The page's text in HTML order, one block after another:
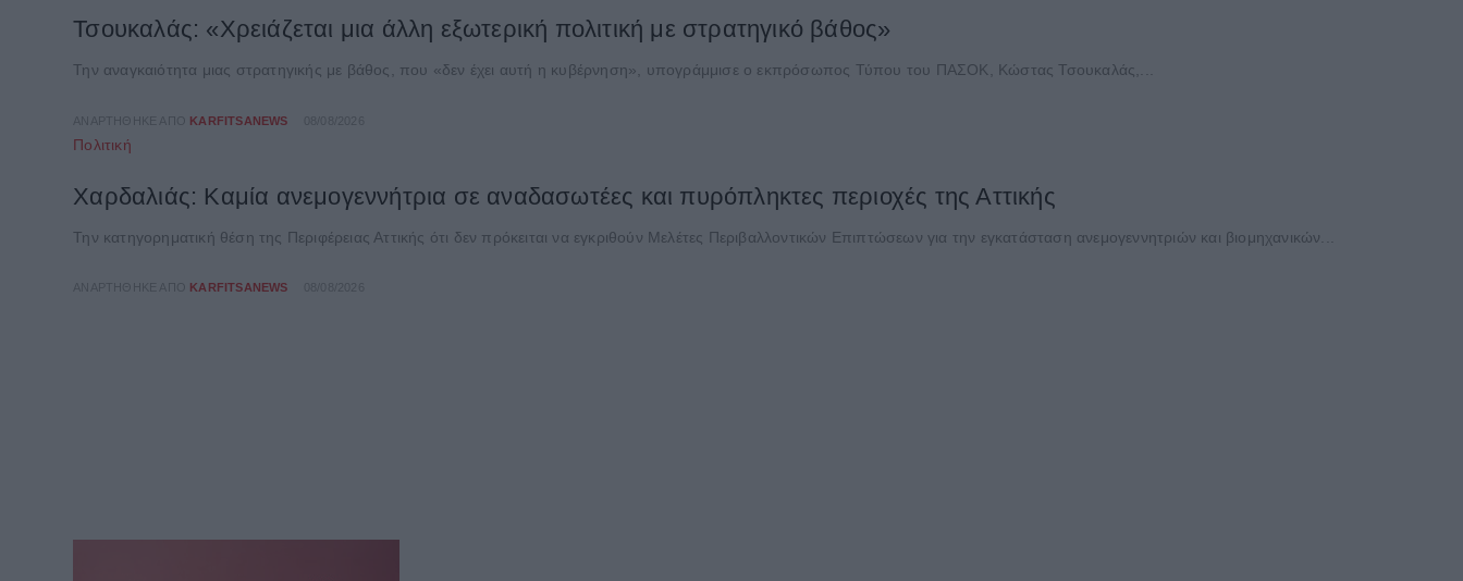
Τσουκαλάς: «Χρειάζεται μια άλλη εξωτερική πολιτική με στρατηγικό βάθος»
Την αναγκαιότητα μιας στρατηγικής με βάθος, που «δεν έχει αυτή η κυβέρνηση», υπογράμμισε ο εκπρόσωπος Τύπου του ΠΑΣΟΚ, Κώστας Τσουκαλάς,...
ΑΝΑΡΤΉΘΗΚΕ ΑΠΌ KARFITSANEWS
Πολιτική
Χαρδαλιάς: Καμία ανεμογεννήτρια σε αναδασωτέες και πυρόπληκτες περιοχές της Αττικής
Την κατηγορηματική θέση της Περιφέρειας Αττικής ότι δεν πρόκειται να εγκριθούν Μελέτες Περιβαλλοντικών Επιπτώσεων για την εγκατάσταση ανεμογεννητριών και βιομηχανικών...
ΑΝΑΡΤΉΘΗΚΕ ΑΠΌ KARFITSANEWS